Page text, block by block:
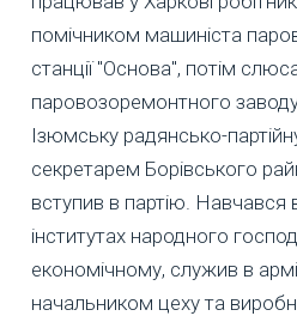
помічником машиніста
станції "Основа", потім
паровозоремонтного
Ізюмську радянсько-
секретарем Борівського
вступив в партію. Навчався
інститутах народного
економічному, служив в
начальником цеху та